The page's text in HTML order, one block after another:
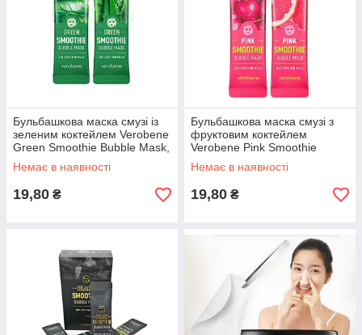
Бульбашкова маска смузі із
зеленим коктейлем Verobene
Green Smoothie Bubble Mask,
5 g
Немає в наявності
19,80 ₴
Бульбашкова маска смузі з
фруктовим коктейлем
Verobene Pink Smoothie
Bubble Mask, 5 g
Немає в наявності
19,80 ₴